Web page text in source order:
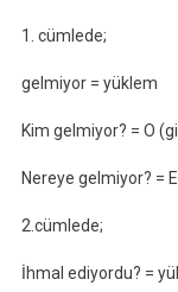
1. cümlede;
gelmiyor = yüklem
Kim gelmiyor? = O
Nereye gelmiyor? =
2.cümlede;
İhmal ediyordu? =